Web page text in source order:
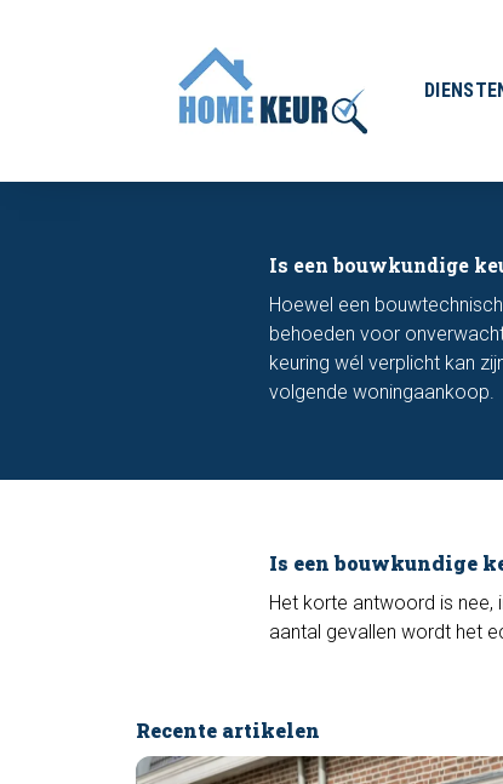
Is een bouwkundige
Hoewel een
behoeden voor
keuring wél verplicht kan
volgende woningaankoop.
Is een bouwkundige
Het korte antwoord is nee,
aantal gevallen wordt het
Recente artikelen